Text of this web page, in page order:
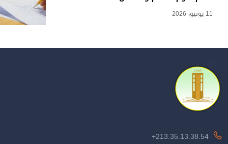
11 يونيو، 2026
213.35.13.38.54+